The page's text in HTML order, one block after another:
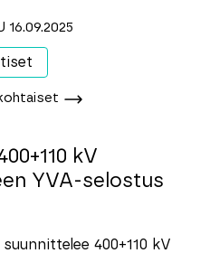
16.09.2025
kV
YVA-selostus
400+110 kV